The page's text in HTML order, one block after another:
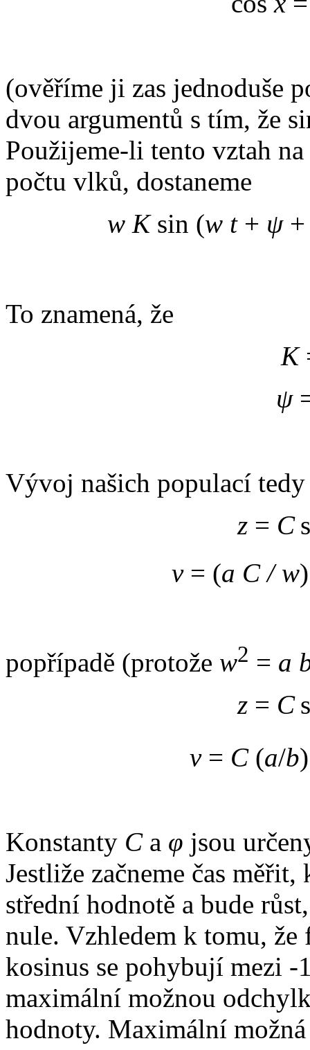
(ověříme ji zas jednoduše
dvou argumentů s tím, že
Použijeme-li tento vztah
počtu vlků, dostaneme
w K sin (w t + ψ+
To znamená, že
K
ψ
Vývoj našich populací
z = C
v = (a C /w
popřípadě (protože w2 = a
z = C
v = C (a/b)
Konstanty C a φ jsou
Jestliže začneme čas
střední hodnotě a bude
nule. Vzhledem k tomu,
kosinus se pohybují mezi
maximální možnou
hodnoty. Maximální